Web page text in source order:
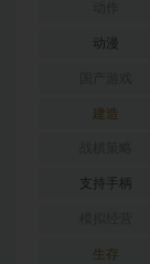
动漫
建造
支持手柄
生存